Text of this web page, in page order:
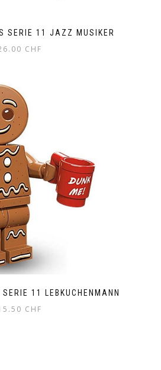
SERIE 11 JAZZ MUSIKER
CHF
SERIE 11 LEBKUCHENMANN
CHF